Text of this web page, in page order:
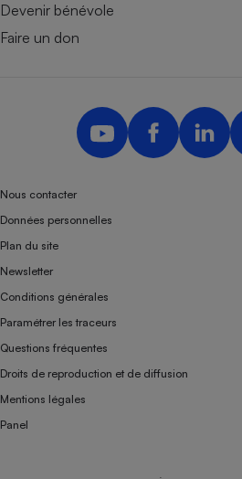
Devenir bénévole
Faire un don
Nous contacter
Données personnelles
Plan du site
Newsletter
Conditions générales
Paramétrer les traceurs
Questions fréquentes
Droits de reproduction et de diffusion
Mentions légales
Panel